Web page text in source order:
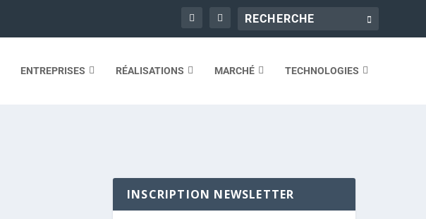
ENTREPRISES RÉALISATIONS MARCHÉ TECHNOLOGIES
INSCRIPTION NEWSLETTER